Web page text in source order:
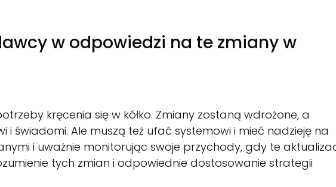
w odpowiedzi na te zmiany w
kręcenia się w kółko. Zmiany zostaną wdrożone, a
świadomi. Ale muszą też ufać systemowi i mieć nadzieję na
i uważnie monitorując swoje przychody, gdy te
tych zmian i odpowiednie dostosowanie strategii